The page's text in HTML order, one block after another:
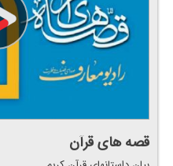
قصه های قرآن